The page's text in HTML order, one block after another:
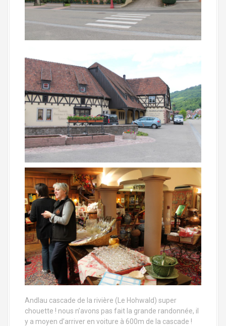
Andlau cascade de la rivière (Le Hohwald) super
chouette ! nous n’avons pas fait la grande randonnée, il
y a moyen d’arriver en voiture à 600m de la cascade !